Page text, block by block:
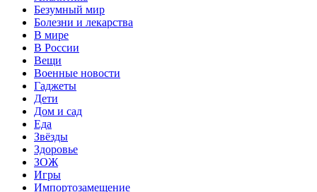
Безумный мир
Болезни и лекарства
В мире
В России
Вещи
Военные новости
Гаджеты
Дети
Дом и сад
Еда
Звёзды
Здоровье
ЗОЖ
Игры
Импортозамещение